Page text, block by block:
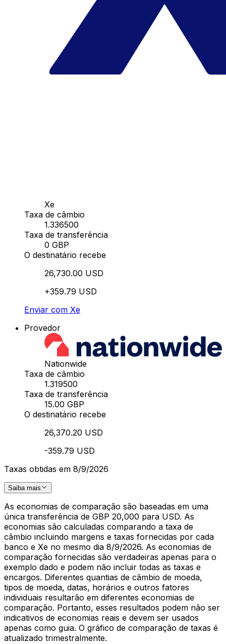
Xe
Taxa de câmbio
1.336500
Taxa de transferência
0 GBP
O destinatário recebe
26,730.00 USD
+359.79 USD
Enviar com Xe
Provedor
Nationwide
Taxa de câmbio
1.319500
Taxa de transferência
15.00 GBP
O destinatário recebe
26,370.20 USD
-359.79 USD
Taxas obtidas em 8/9/2026
Saiba mais
As economias de comparação são baseadas em uma
única transferência de GBP 20,000 para USD. As
economias são calculadas comparando a taxa de
câmbio incluindo margens e taxas fornecidas por cada
banco e Xe no mesmo dia 8/9/2026. As economias de
comparação fornecidas são verdadeiras apenas para o
exemplo dado e podem não incluir todas as taxas e
encargos. Diferentes quantias de câmbio de moeda,
tipos de moeda, datas, horários e outros fatores
individuais resultarão em diferentes economias de
comparação. Portanto, esses resultados podem não ser
indicativos de economias reais e devem ser usados
apenas como guia. O gráfico de comparação de taxas é
atualizado trimestralmente.